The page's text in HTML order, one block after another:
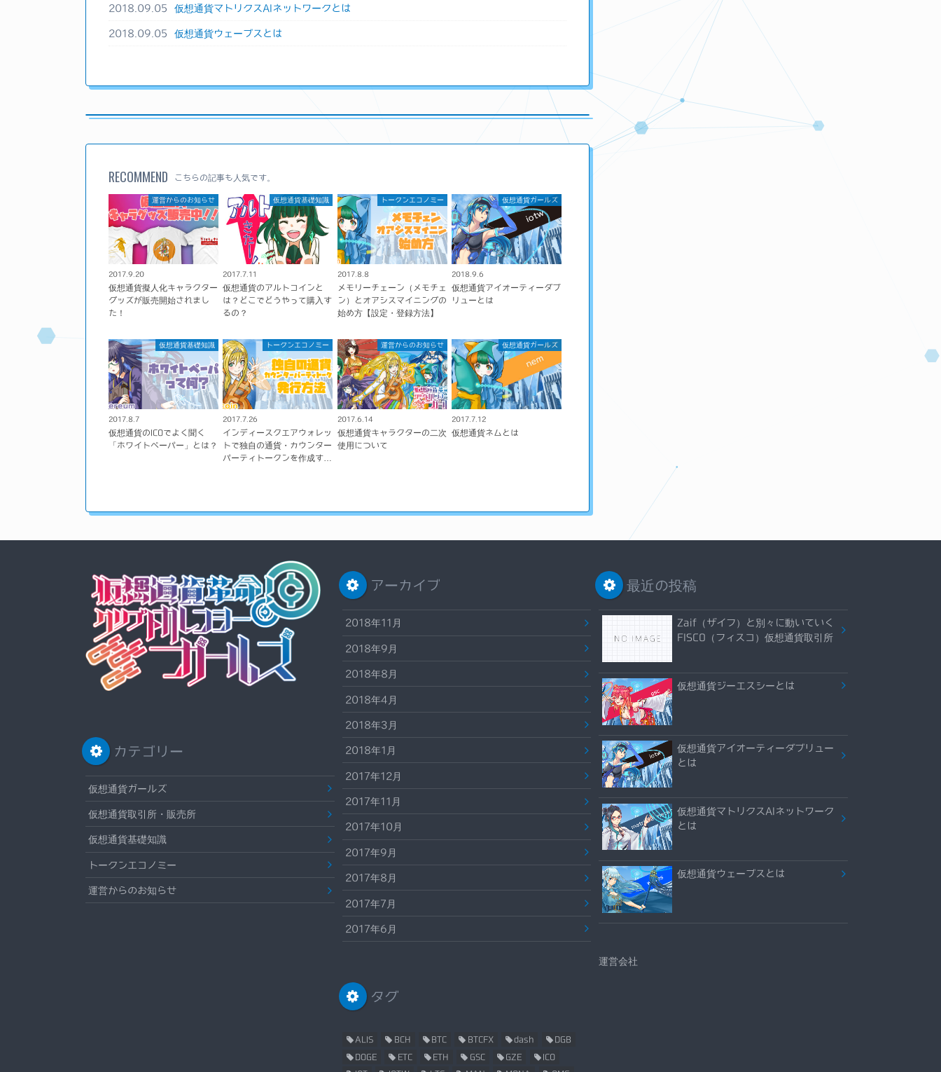
2018.09.05 仮想通貨マトリクスAIネットワークとは
2018.09.05 仮想通貨ウェーブスとは
RECOMMEND こちらの記事も人気です。
運営からのお知らせ
2017.9.20
仮想通貨擬人化キャラクター
グッズが販売開始されまし
た！
仮想通貨基礎知識
2017.7.11
仮想通貨のアルトコインと
は？どこでどうやって購入す
るの？
トークンエコノミー
2017.8.8
メモリーチェーン（メモチェ
ン）とオアシスマイニングの
始め方【設定・登録方法】
仮想通貨ガールズ
2018.9.6
仮想通貨アイオーティーダブ
リューとは
仮想通貨基礎知識
2017.8.7
仮想通貨のICOでよく聞く
「ホワイトペーパー」とは？
トークンエコノミー
2017.7.26
インディースクエアウォレッ
トで独自の通貨・カウンター
パーティトークンを作成す…
運営からのお知らせ
2017.6.14
仮想通貨キャラクターの二次
使用について
仮想通貨ガールズ
2017.7.12
仮想通貨ネムとは
カテゴリー
仮想通貨ガールズ
仮想通貨取引所・販売所
仮想通貨基礎知識
トークンエコノミー
運営からのお知らせ
アーカイブ
2018年11月
2018年9月
2018年8月
2018年4月
2018年3月
2018年1月
2017年12月
2017年11月
2017年10月
2017年9月
2017年8月
2017年7月
2017年6月
タグ
ALIS BCH BTC BTCFX dash DGB
DOGE ETC ETH GSC GZE ICO
最近の投稿
Zaif（ザイフ）と別々に動いていく
FISCO（フィスコ）仮想通貨取引所
仮想通貨ジーエスシーとは
仮想通貨アイオーティーダブリュー
とは
仮想通貨マトリクスAIネットワーク
とは
仮想通貨ウェーブスとは
運営会社